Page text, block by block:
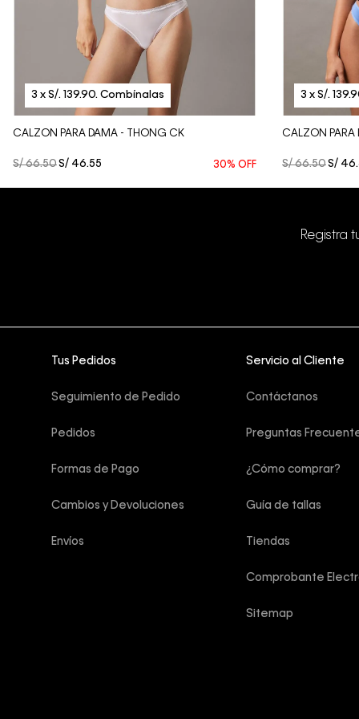
Vista Rápida
CALZON PARA DAMA - THONG CK
S/ 66.50S/ 46.55 30% OFF
CALZON
S/ 66.50S/ 46.
Registra
Tus Pedidos
Seguimiento de Pedido
Pedidos
Formas de Pago
Cambios y Devoluciones
Envíos
Servicio al Cliente
Contáctanos
Preguntas
¿Cómo comprar?
Guía de tallas
Tiendas
Comprobante
Sitemap